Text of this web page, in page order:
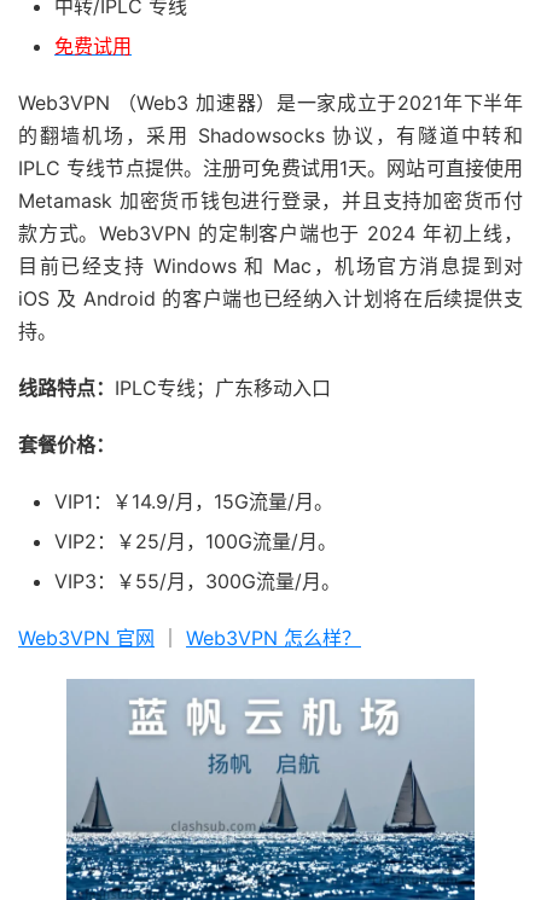
中转/IPLC 专线
免费试用
Web3VPN （Web3 加速器）是一家成立于2021年下半年
的翻墙机场，采用 Shadowsocks 协议，有隧道中转和
IPLC 专线节点提供。注册可免费试用1天。网站可直接使用
Metamask 加密货币钱包进行登录，并且支持加密货币付
款方式。Web3VPN 的定制客户端也于 2024 年初上线，
目前已经支持 Windows 和 Mac，机场官方消息提到对
iOS 及 Android 的客户端也已经纳入计划将在后续提供支
持。
线路特点： IPLC专线；广东移动入口
套餐价格：
VIP1：￥14.9/月，15G流量/月。
VIP2：￥25/月，100G流量/月。
VIP3：￥55/月，300G流量/月。
Web3VPN 官网 Web3VPN 怎么样？